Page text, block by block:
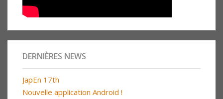
DERNIÈRES NEWS
JapEn 17th
Nouvelle application Android !